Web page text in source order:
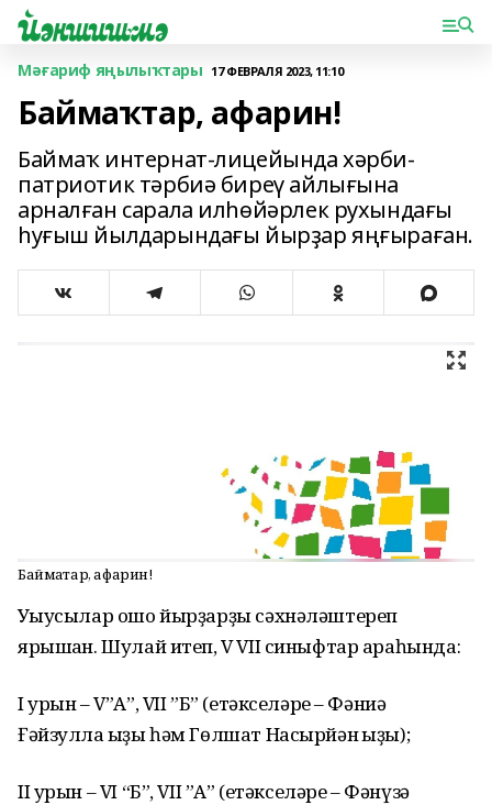
Мәғариф яңылыҡтары 17 ФЕВРАЛЯ 2023, 11:10
Баймаҡтар, афарин!
Баймаҡ интернат-лицейында хәрби-
патриотик тәрбиә биреү айлығына
арналған сарала илһөйәрлек рухындағы
һуғыш йылдарындағы йырҙар яңғыраған.
Баймаҡтар, афарин!
Уҡыусылар ошо йырҙарҙы сәхнәләштереп
ярышҡан. Шулай итеп, V VII синыфтар араһында:
I урын – V”А”, VII ”Б” (етәкселәре – Фәниә
Ғәйзулла ҡыҙы һәм Гөлшат Насырйән ҡыҙы);
II урын – VI “Б”, VII ”А” (етәкселәре – Фәнүзә